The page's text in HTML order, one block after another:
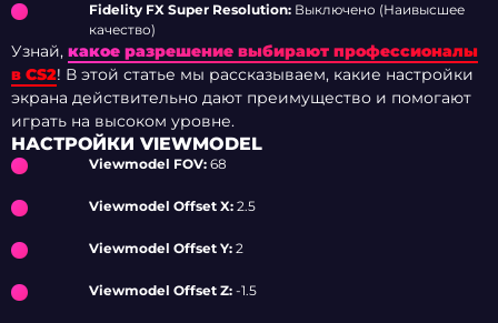
Fidelity FX Super Resolution: Выключено (Наивысшее
качество)
Узнай, какое разрешение выбирают профессионалы
в CS2! В этой статье мы рассказываем, какие настройки
экрана действительно дают преимущество и помогают
играть на высоком уровне.
НАСТРОЙКИ VIEWMODEL
Viewmodel FOV: 68
Viewmodel Offset X: 2.5
Viewmodel Offset Y: 2
Viewmodel Offset Z: -1.5